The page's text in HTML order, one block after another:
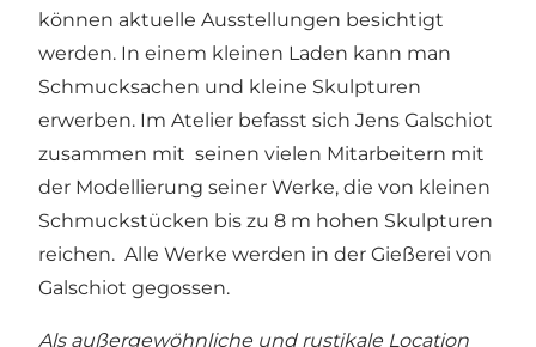
können aktuelle Ausstellungen besichtigt
werden. In einem kleinen Laden kann man
Schmucksachen und kleine Skulpturen
erwerben. Im Atelier befasst sich Jens Galschiot
zusammen mit seinen vielen Mitarbeitern mit
der Modellierung seiner Werke, die von kleinen
Schmuckstücken bis zu 8 m hohen Skulpturen
reichen. Alle Werke werden in der Gießerei von
Galschiot gegossen.
Als außergewöhnliche und rustikale Location